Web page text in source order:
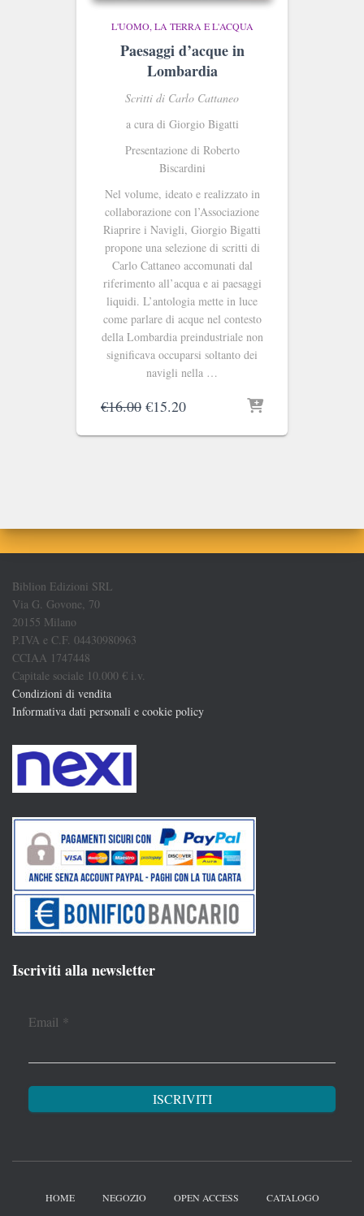
L'UOMO, LA TERRA E L'ACQUA
Paesaggi d’acque in
Lombardia
Scritti di Carlo Cattaneo
a cura di Giorgio Bigatti
Presentazione di Roberto
Biscardini
Nel volume, ideato e realizzato in
collaborazione con l’Associazione
Riaprire i Navigli, Giorgio Bigatti
propone una selezione di scritti di
Carlo Cattaneo accomunati dal
riferimento all’acqua e ai paesaggi
liquidi. L’antologia mette in luce
come parlare di acque nel contesto
della Lombardia preindustriale non
significava occuparsi soltanto dei
navigli nella …
€16.00 Il
originale
€15.20Il
attuale
Biblion Edizioni SRL
Via G. Govone, 70
20155 Milano
P.IVA e C.F. 04430980963
CCIAA 1747448
Capitale sociale 10.000 € i.v.
Condizioni di vendita
Informativa dati personali e cookie policy
Iscriviti alla newsletter
Email *
HOME NEGOZIO OPEN ACCESS CATALOGO